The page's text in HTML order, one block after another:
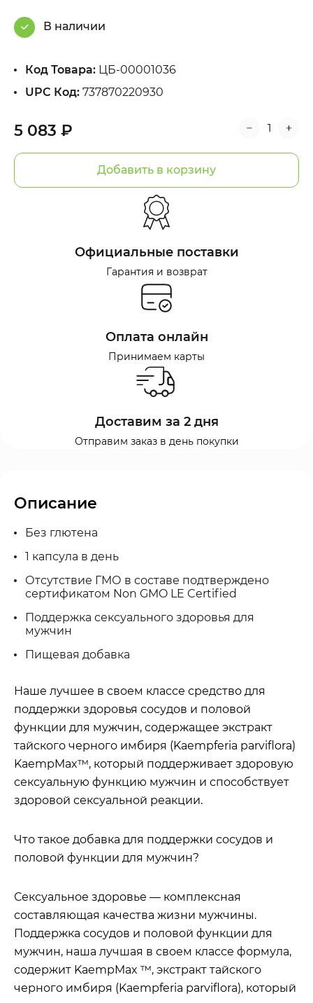
5 083 ₽
Добавить в корзину
В наличии
Код Товара: ЦБ-00001036
UPC Код: 737870220930
Официальные поставки
Гарантия и возврат
Оплата онлайн
Принимаем карты
Доставим за 2 дня
Отправим заказ в день покупки
Описание
Без глютена
1 капсула в день
Отсутствие ГМО в составе подтверждено
сертификатом Non GMO LE Certified
Поддержка сексуального здоровья для
мужчин
Пищевая добавка
Наше лучшее в своем классе средство для
поддержки здоровья сосудов и половой
функции для мужчин, содержащее экстракт
тайского черного имбиря (Kaempferia parviflora)
KaempMax™, который поддерживает здоровую
сексуальную функцию мужчин и способствует
здоровой сексуальной реакции.
Что такое добавка для поддержки сосудов и
половой функции для мужчин?
Сексуальное здоровье — комплексная
составляющая качества жизни мужчины.
Поддержка сосудов и половой функции для
мужчин, наша лучшая в своем классе формула,
содержит KaempMax ™, экстракт тайского
черного имбиря (Kaempferia parviflora), который